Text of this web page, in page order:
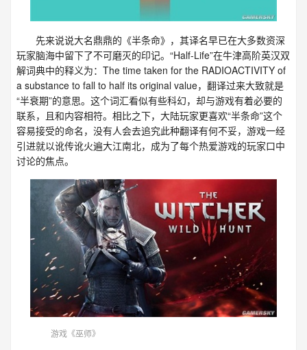
先来说说大名鼎鼎的《半条命》，其译名早已在大多数资深
玩家脑海中留下了不可磨灭的印记。“Half-Life”在牛津高阶英汉双
解词典中的释义为：The time taken for the RADIOACTIVITY of
a substance to fall to half its original value，翻译过来大致就是
“半衰期”的意思。这个词汇看似有些科幻，却与游戏有着必要的
联系，且和内容相符。相比之下，大陆玩家更喜欢“半条命”这个
容易接受的命名，没有人会去追究此种翻译有何不妥，游戏一经
引进就以讹传讹火遍大江南北，成为了每个热爱游戏的玩家口中
讨论的焦点。
游戏《巫师》